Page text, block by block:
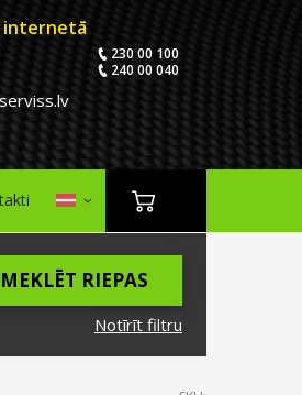
internetā
230 00 100
240 00 040
Notīrīt filtru
MEKLĒT RIEPAS